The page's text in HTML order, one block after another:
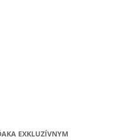
EXKLUZÍVNYM